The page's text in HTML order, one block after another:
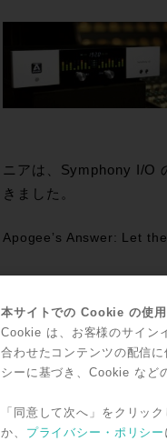
ニアは、Symphony I/O
きました。
Apogeeʼs Answer: Let
のスタイルに柔軟に対応
た。カスタマーのレコー
メイドすることができま
もうひとつ数多くの希望
ンプのデザインを手が
本サイトでの Cookie の使
Cookie は、お客様のサイン
合わせたコンテンツの配信
シーに基づき、Cookie など
「同意して次へ」をクリッ
か、 プライバシー・ポリシー